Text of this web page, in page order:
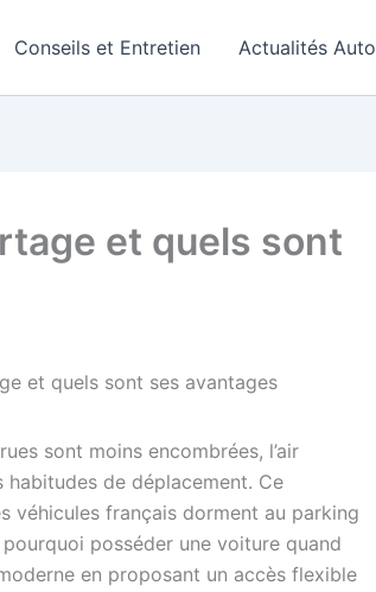
Conseils et Entretien Actualités Auto
et quels sont
et quels sont ses avantages
sont moins encombrées, l’air
habitudes de déplacement. Ce
véhicules français dorment au parking
posséder une voiture quand
en proposant un accès flexible